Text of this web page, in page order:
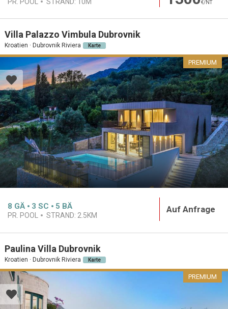
€/NT
Villa Palazzo Vimbula Dubrovnik
Kroatien · Dubrovnik Riviera Karte
PREMIUM
8 GÄ 3 SC 5 BÄ
PR. POOL STRAND: 2.5KM
Auf Anfrage
Paulina Villa Dubrovnik
Kroatien · Dubrovnik Riviera Karte
PREMIUM